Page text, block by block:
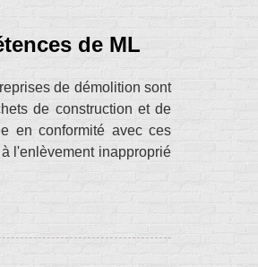
de ML
de démolition sont
de construction et de
en conformité avec ces
l'enlèvement inapproprié